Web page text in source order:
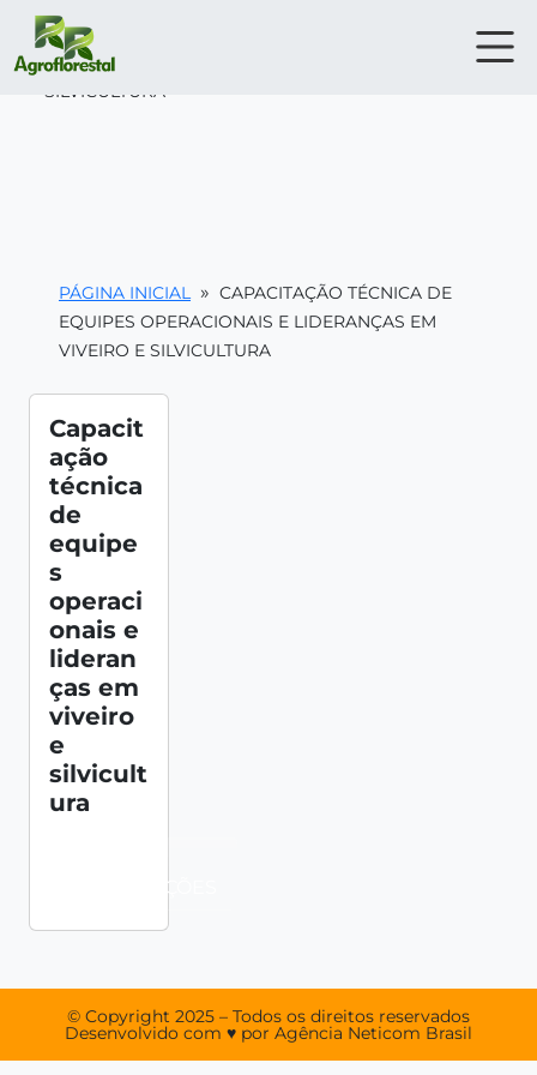
PÁGINA INICIAL
CAPACITAÇÃO TÉCNICA DE EQUIPES
OPERACIONAIS E LIDERANÇAS EM VIVEIRO E
SILVICULTURA
PÁGINA INICIAL » CAPACITAÇÃO TÉCNICA DE
EQUIPES OPERACIONAIS E LIDERANÇAS EM
VIVEIRO E SILVICULTURA
Capacit
ação
técnica
de
equipe
s
operaci
onais e
lideran
ças em
viveiro
e
silvicult
ura
INFORMAÇÕES
© Copyright 2025 – Todos os direitos reservados
Desenvolvido com ♥ por Agência Neticom Brasil